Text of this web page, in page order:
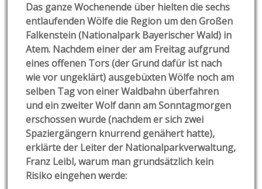
Das ganze Wochenende über hielten die sechs
entlaufenden Wölfe die Region um den Großen
Falkenstein (Nationalpark Bayerischer Wald) in
Atem. Nachdem einer der am Freitag aufgrund
eines offenen Tors (der Grund dafür ist nach
wie vor ungeklärt) ausgebüxten Wölfe noch am
selben Tag von einer Waldbahn überfahren
und ein zweiter Wolf dann am Sonntagmorgen
erschossen wurde (nachdem er sich zwei
Spaziergängern knurrend genähert hatte),
erklärte der Leiter der Nationalparkverwaltung,
Franz Leibl, warum man grundsätzlich kein
Risiko eingehen werde: